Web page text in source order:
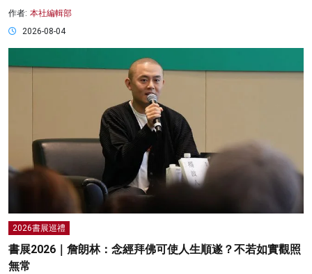
作者: 本社編輯部
2026-08-04
2026書展巡禮
書展2026｜詹朗林：念經拜佛可使人生順遂？不若如實觀照
無常